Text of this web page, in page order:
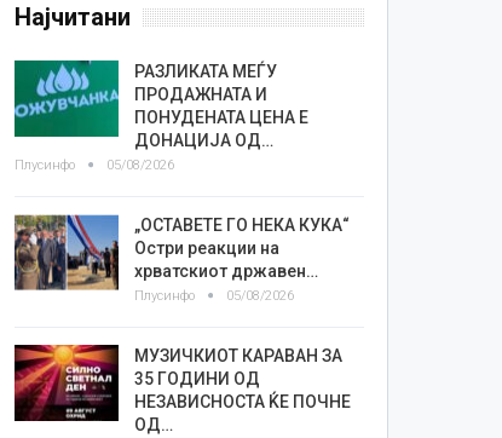
Најчитани
РАЗЛИКАТА МЕЃУ
ПРОДАЖНАТА И
ПОНУДЕНАТА ЦЕНА Е
ДОНАЦИЈА ОД…
Плусинфо 05/08/2026
„ОСТАВЕТЕ ГО НЕКА КУКА“
Остри реакции на
хрватскиот државен…
Плусинфо 05/08/2026
МУЗИЧКИОТ КАРАВАН ЗА
35 ГОДИНИ ОД
НЕЗАВИСНОСТА ЌЕ ПОЧНЕ
ОД…